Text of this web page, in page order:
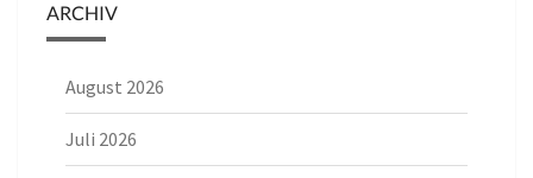
ARCHIV
August 2026
Juli 2026